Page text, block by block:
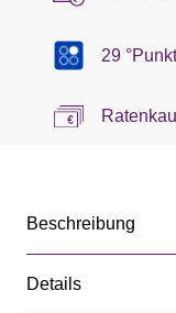
29
Beschreibung
Details